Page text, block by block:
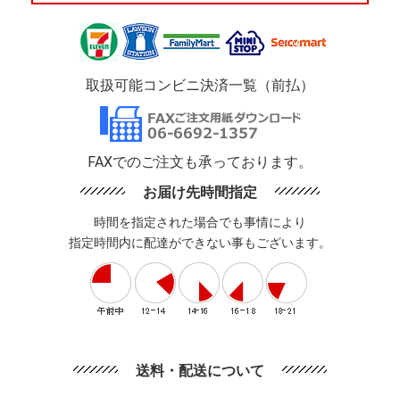
取扱可能コンビニ決済一覧（前払）
FAXでのご注文も承っております。
お届け先時間指定
時間を指定された場合でも事情により
指定時間内に配達ができない事もございます。
送料・配送について